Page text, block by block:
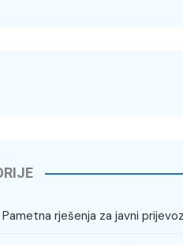
rješenja za javni prijevoz